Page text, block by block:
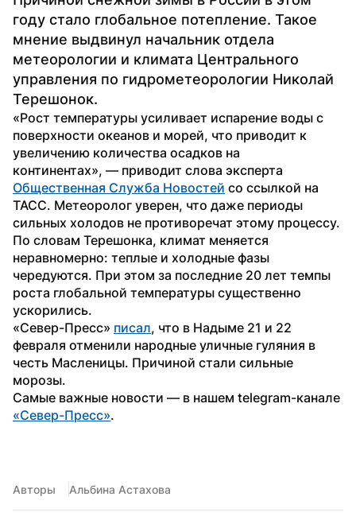
году стало глобальное потепление. Такое
мнение выдвинул начальник отдела
метеорологии и климата Центрального
управления по гидрометеорологии Николай
Терешонок.
«Рост температуры усиливает испарение воды с
поверхности океанов и морей, что приводит к
увеличению количества осадков на
Общественная Служба Новостей со ссылкой на
ТАСС. Метеоролог уверен, что даже периоды
сильных холодов не противоречат этому процессу.
По словам Терешонка, климат меняется
неравномерно: теплые и холодные фазы
чередуются. При этом за последние 20 лет темпы
роста глобальной температуры существенно
ускорились.
«Север-Пресс» писал, что в Надыме 21 и 22
февраля отменили народные уличные гуляния в
честь Масленицы. Причиной стали сильные
морозы.
«Север-Пресс».
Авторы Альбина Астахова